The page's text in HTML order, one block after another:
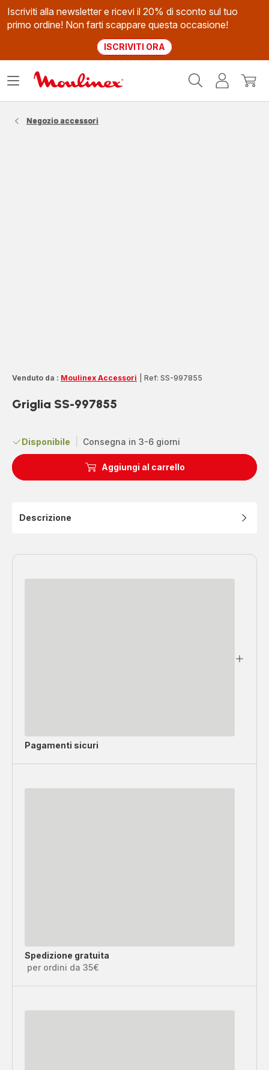
Iscriviti alla newsletter e ricevi il 20% di sconto sul tuo
primo ordine! Non farti scappare questa occasione!
ISCRIVITI ORA
Il
Apri
Negozio accessori
Venduto da : Moulinex Accessori Ref: SS-997855
Griglia SS-997855
Disponibile Consegna in 3-6 giorni
Aggiungi al carrello
Descrizione
Pagamenti sicuri
Spedizione gratuita
per ordini da 35€